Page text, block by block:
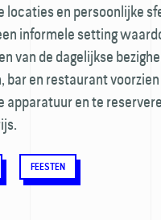
locaties en persoonlijke
informele setting
van de dagelijkse
bar en restaurant
apparatuur en te
FEESTEN